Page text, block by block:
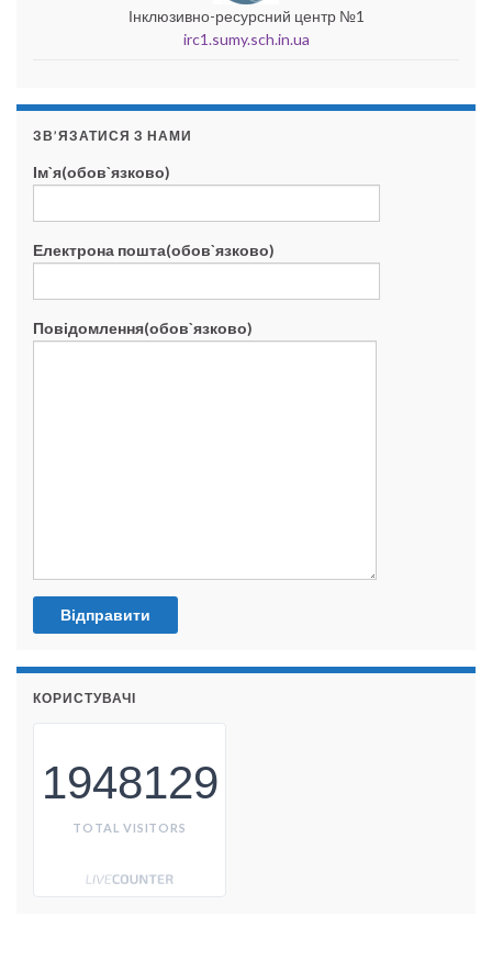
Інклюзивно-ресурсний центр №1
irc1.sumy.sch.in.ua
ЗВ’ЯЗАТИСЯ З НАМИ
Ім`я(обов`язково)
Електрона пошта(обов`язково)
Повідомлення(обов`язково)
КОРИСТУВАЧІ
1948129
TOTAL VISITORS